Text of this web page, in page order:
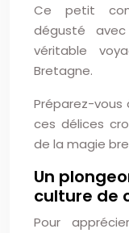
Ce petit
dégusté
véritable
Bretagne.
Préparez-vous
ces délices
de la magie
Un
culture de
Pour